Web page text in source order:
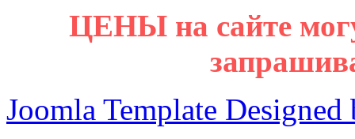
ЦЕНЫ на сайте
Joomla Template Designed